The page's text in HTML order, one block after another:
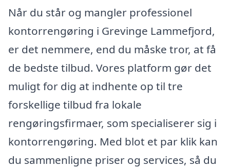
Når du står og mangler professionel
kontorrengøring i Grevinge Lammefjord,
er det nemmere, end du måske tror, at få
de bedste tilbud. Vores platform gør det
muligt for dig at indhente op til tre
forskellige tilbud fra lokale
rengøringsfirmaer, som specialiserer sig i
kontorrengøring. Med blot et par klik kan
du sammenligne priser og services, så du